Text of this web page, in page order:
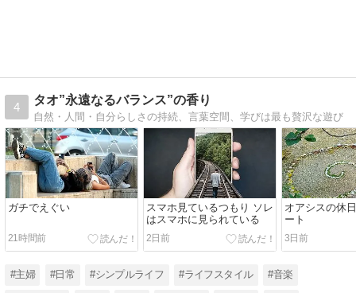
4
タオ”永遠なるバランス”の香り
自然・人間・自分らしさの持続、言葉空間、学びは最も贅沢な遊び
ガチでえぐい
21時間前
スマホ見ているつもり ソレ
はスマホに見られている
2日前
オアシスの休
ート
3日前
#主婦 #日常 #シンプルライフ #ライフスタイル #音楽